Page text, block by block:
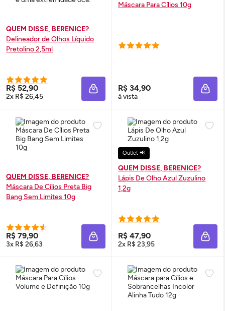
QUEM DISSE, BERENICE?
Delineador de Olhos Líquido
Pretolino 2,5ml
R$ 52,90
2x R$ 26,45 ADICIONAR À SACOLA
Máscara Para Cílios 10g
R$ 34,90
à vista
QUEM DISSE, BERENICE?
Máscara De Cílios Preta Big
Bang Sem Limites 10g
R$ 79,90
3x R$ 26,63 ADICIONAR À SACOLA
Outlet 📢
QUEM DISSE, BERENICE?
Lápis De Olho Azul Zuzulino
1,2g
R$ 47,90
2x R$ 23,95